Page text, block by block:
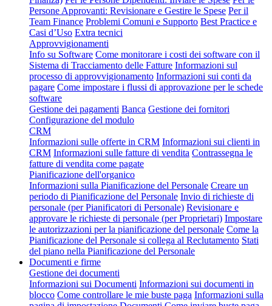
Persone Approvanti: Revisionare e Gestire le Spese Per il
Team Finance Problemi Comuni e Supporto Best Practice e
Casi d’Uso Extra tecnici
Approvvigionamenti
Info su Software Come monitorare i costi dei software con il
Sistema di Tracciamento delle Fatture Informazioni sul
processo di approvvigionamento Informazioni sui conti da
pagare Come impostare i flussi di approvazione per le schede
software
Gestione dei pagamenti Banca Gestione dei fornitori
Configurazione del modulo
CRM
Informazioni sulle offerte in CRM Informazioni sui clienti in
CRM Informazioni sulle fatture di vendita Contrassegna le
fatture di vendita come pagate
Pianificazione dell'organico
Informazioni sulla Pianificazione del Personale Creare un
periodo di Pianificazione del Personale Invio di richieste di
personale (per Pianificatori di Personale) Revisionare e
approvare le richieste di personale (per Proprietari) Impostare
le autorizzazioni per la pianificazione del personale Come la
Pianificazione del Personale si collega al Reclutamento Stati
del piano nella Pianificazione del Personale
Documenti e firme
Gestione dei documenti
Informazioni sui Documenti Informazioni sui documenti in
blocco Come controllare le mie buste paga Informazioni sulla